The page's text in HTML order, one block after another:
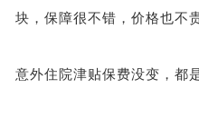
块，保障很不错，价格也不贵
意外住院津贴保费没变，都